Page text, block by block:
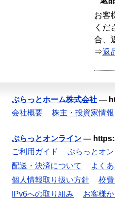
お客
くだ
合、
⇒返
ぷらっとホーム株式会社 —
会社概要
株主・投資家情報
ぷらっとオンライン —
ご利用ガイド
ぷらっとオ
配送・決済について
よく
個人情報取り扱い方針
校
IPv6への取り組み
お客様